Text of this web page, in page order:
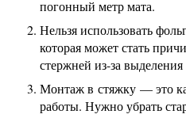
погонный метр мата.
Нельзя использовать
которая может стать
стержней из-за
Монтаж в стяжку — это
работы. Нужно убрать